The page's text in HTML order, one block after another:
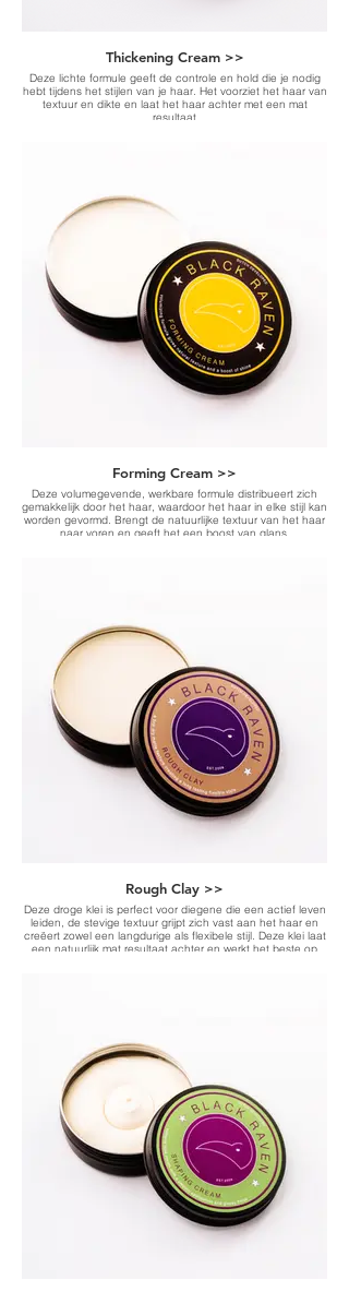
Thickening Cream >>
Deze lichte formule geeft de controle en hold die je nodig
hebt tijdens het stijlen van je haar. Het voorziet het haar van
textuur en dikte en laat het haar achter met een mat
resultaat
Forming Cream >>
Deze volumegevende, werkbare formule distribueert zich
gemakkelijk door het haar, waardoor het haar in elke stijl kan
worden gevormd. Brengt de natuurlijke textuur van het haar
naar voren en geeft het een boost van glans.
Rough Clay >>
Deze droge klei is perfect voor diegene die een actief leven
leiden, de stevige textuur grijpt zich vast aan het haar en
creëert zowel een langdurige als flexibele stijl. Deze klei laat
een natuurlijk mat resultaat achter en werkt het beste op